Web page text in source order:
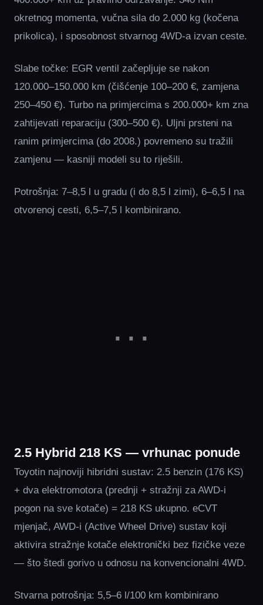
okretnog momenta, vučna sila do 2.000 kg (kočena
prikolica), i sposobnost stvarnog 4WD-a izvan ceste.
Slabe točke: EGR ventil začepljuje se nakon
120.000–150.000 km (čišćenje 100–200 €, zamjena
250–450 €). Turbo na primjercima s 200.000+ km zna
zahtijevati reparaciju (300–500 €). Uljni prsteni na
ranim primjercima (do 2008.) povremeno su tražili
zamjenu — kasniji modeli su to riješili.
Potrošnja: 7–8,5 l u gradu (i do 8,5 l zimi), 6–6,5 l na
otvorenoj cesti, 6,5–7,5 l kombinirano.
2.5 Hybrid 218 KS — vrhunac ponude
Toyotin najnoviji hibridni sustav: 2.5 benzin (176 KS)
+ dva elektromotora (prednji + stražnji za AWD-i
pogon na sve kotače) = 218 KS ukupno. eCVT
mjenjač, AWD-i (Active Wheel Drive) sustav koji
aktivira stražnje kotače elektronički bez fizičke veze
— što štedi gorivo u odnosu na konvencionalni 4WD.
Stvarna potrošnja: 5,5–6 l/100 km kombinirano